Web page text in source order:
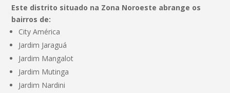
Este distrito situado na Zona Noroeste abrange os
bairros de:
City América
Jardim Jaraguá
Jardim Mangalot
Jardim Mutinga
Jardim Nardini